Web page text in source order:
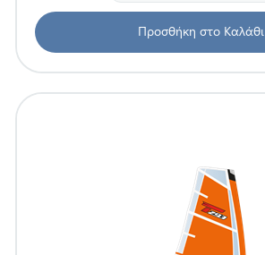
Προσθήκη στο Καλάθι